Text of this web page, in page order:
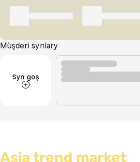
Müşderi synlary
Syn goş
Asia trend market